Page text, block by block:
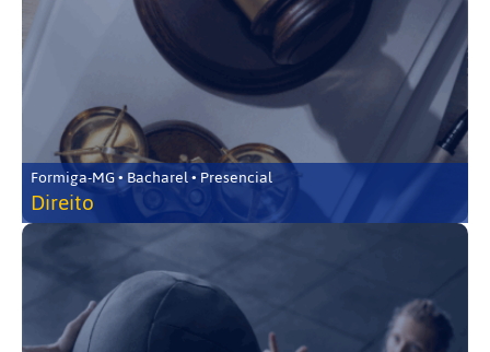
Formiga-MG • Bacharel • Presencial
Direito